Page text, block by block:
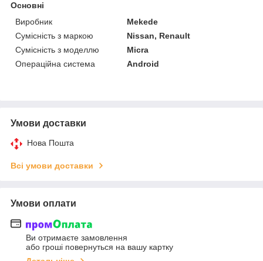
Основні
Виробник
Mekede
Сумісність з маркою
Nissan, Renault
Сумісність з моделлю
Micra
Операційна система
Android
Умови доставки
Нова Пошта
Всі умови доставки
Умови оплати
Ви отримаєте замовлення
або гроші повернуться на вашу картку